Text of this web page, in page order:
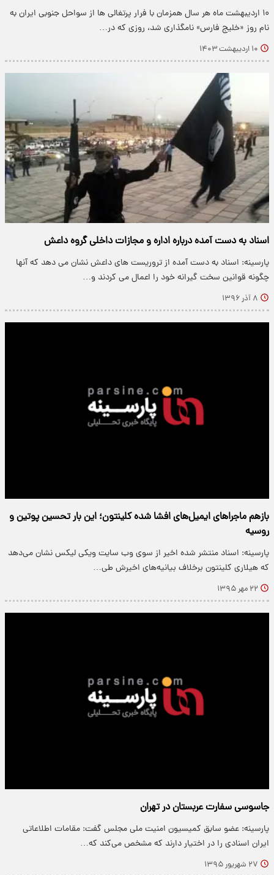
۱۰ اردیبهشت ماه هر سال همزمان با فرار پرتغالی ها از سواحل جنوبی ایران به
نام روز «خلیج فارس» نامگذاری شد، روزی که در…
۱۰ اردیبهشت ۱۴۰۳
اسناد به دست آمده درباره اداره و مجازات داخلی گروه داعش
پارسینه: اسناد به دست آمده از تروریست های داعش نشان می دهد که آنها
چگونه قوانین سخت گیرانه خود را اعمال می کردند و…
۸ آذر ۱۳۹۶
بازهم ماجراهای ایمیل‌های افشا شده کلینتون؛ این بار تحسین پوتین و
روسیه
پارسینه: اسناد منتشر شده اخیر از سوی وب سایت ویکی لیکس نشان می‌دهد
که هیلاری کلینتون برخلاف بیانیه‌های اخیرش طی…
۲۲ مهر ۱۳۹۵
جاسوسی سفارت عربستان در تهران
پارسینه: عضو سابق کمیسیون امنیت ملی مجلس گفت: مقامات اطلاعاتی
ایران اسنادی را در اختیار دارند که مشخص می‌کند که…
۲۷ شهریور ۱۳۹۵